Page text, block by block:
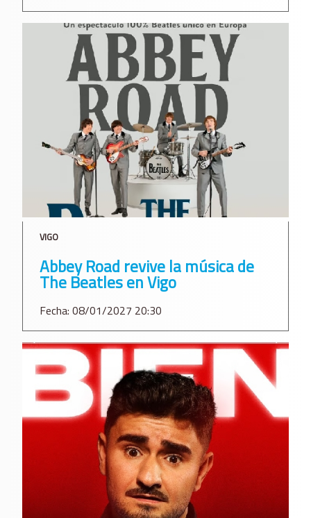
VIGO
Abbey Road revive la música de
The Beatles en Vigo
Fecha: 08/01/2027 20:30